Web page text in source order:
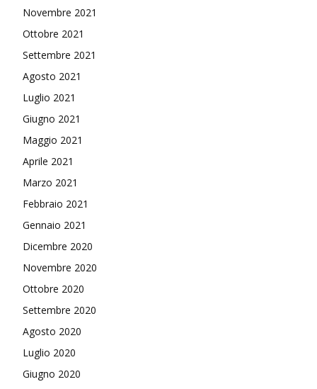
Novembre 2021
Ottobre 2021
Settembre 2021
Agosto 2021
Luglio 2021
Giugno 2021
Maggio 2021
Aprile 2021
Marzo 2021
Febbraio 2021
Gennaio 2021
Dicembre 2020
Novembre 2020
Ottobre 2020
Settembre 2020
Agosto 2020
Luglio 2020
Giugno 2020